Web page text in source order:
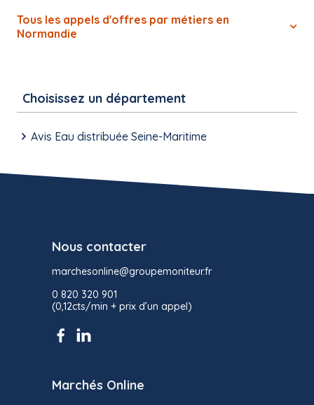
Tous les appels d'offres par métiers en
Normandie
Choisissez un département
Avis Eau distribuée Seine-Maritime
Nous contacter
marchesonline@groupemoniteur.fr
0 820 320 901
(0,12cts/min + prix d’un appel)
Marchés Online